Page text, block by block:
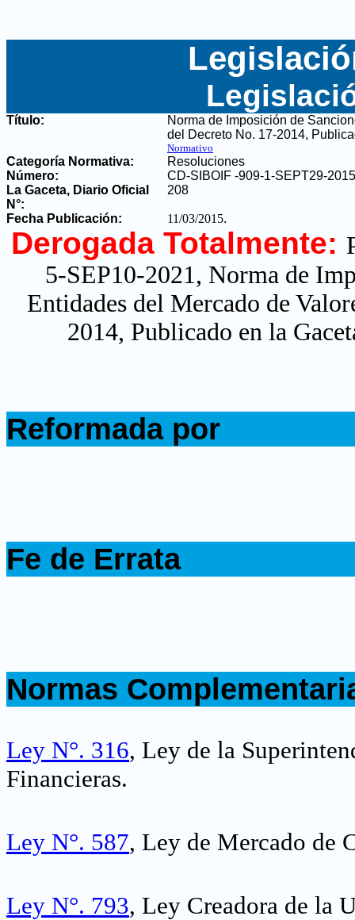
Título:
Norma de Imposición de
del Decreto No. 17-2014,
Normativo
Categoría Normativa:
Resoluciones
Número:
CD-SIBOIF -909-1-SEPT29-2015
La Gaceta, Diario Oficial
N°:
208
Fecha Publicación: 11/03/2015.
Derogada Totalmente:
5-SEP10-2021, Norma de
Entidades del Mercado de
2014, Publicado en la
Reformada por
Fe de Errata
Normas
Ley N°. 316, Ley de la
Financieras.
Ley N°. 587, Ley de Mercado de
Ley N°. 793, Ley Creadora de la